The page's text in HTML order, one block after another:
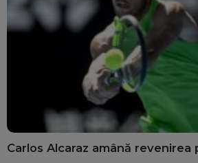
Carlos Alcaraz amână revenirea